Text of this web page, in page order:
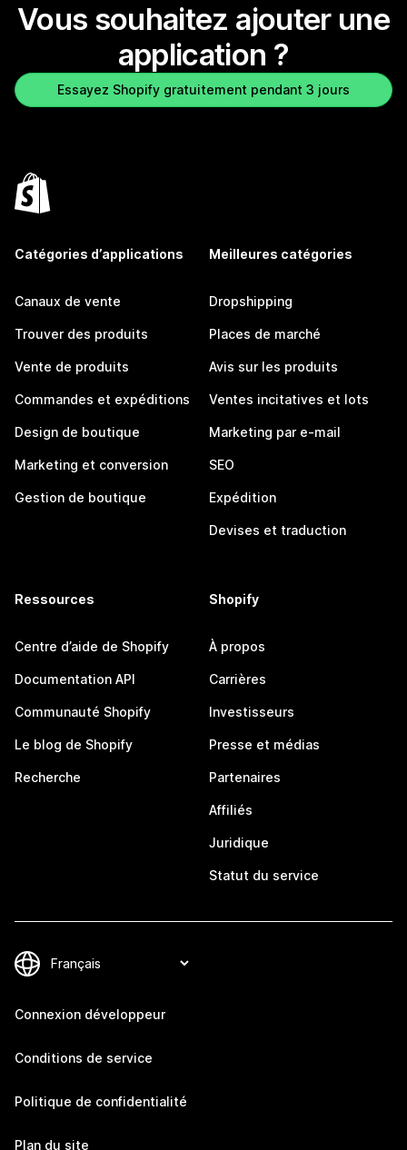
Vous souhaitez ajouter une
application ?
Essayez Shopify gratuitement pendant 3 jours
Catégories d’applications
Canaux de vente
Trouver des produits
Vente de produits
Commandes et expéditions
Design de boutique
Marketing et conversion
Gestion de boutique
Meilleures catégories
Dropshipping
Places de marché
Avis sur les produits
Ventes incitatives et lots
Marketing par e-mail
SEO
Expédition
Devises et traduction
Ressources
Centre d’aide de Shopify
Documentation API
Communauté Shopify
Le blog de Shopify
Recherche
Shopify
À propos
Carrières
Investisseurs
Presse et médias
Partenaires
Affiliés
Juridique
Statut du service
Connexion développeur
Conditions de service
Politique de confidentialité
Plan du site